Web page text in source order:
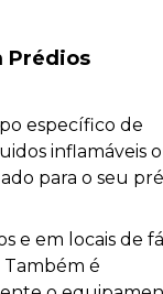
Prédios
específico de
inflamáveis
para o seu
e em locais de
Também é